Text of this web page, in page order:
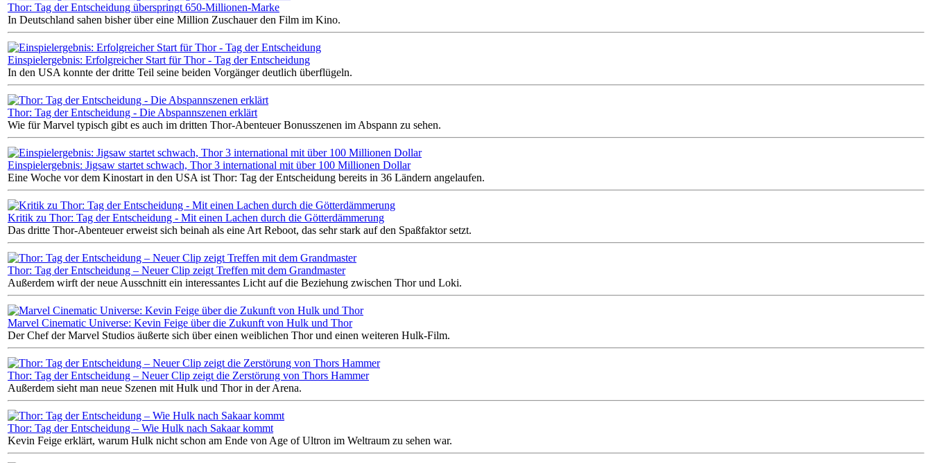
Thor: Tag der Entscheidung überspringt 650-Millionen-Marke
In Deutschland sahen bisher über eine Million Zuschauer den Film im Kino.
Einspielergebnis: Erfolgreicher Start für Thor - Tag der Entscheidung
In den USA konnte der dritte Teil seine beiden Vorgänger deutlich überflügeln.
Thor: Tag der Entscheidung - Die Abspannszenen erklärt
Wie für Marvel typisch gibt es auch im dritten Thor-Abenteuer Bonusszenen im Abspann zu sehen.
Einspielergebnis: Jigsaw startet schwach, Thor 3 international mit über 100 Millionen Dollar
Eine Woche vor dem Kinostart in den USA ist Thor: Tag der Entscheidung bereits in 36 Ländern angelaufen.
Kritik zu Thor: Tag der Entscheidung - Mit einen Lachen durch die Götterdämmerung
Das dritte Thor-Abenteuer erweist sich beinah als eine Art Reboot, das sehr stark auf den Spaßfaktor setzt.
Thor: Tag der Entscheidung – Neuer Clip zeigt Treffen mit dem Grandmaster
Außerdem wirft der neue Ausschnitt ein interessantes Licht auf die Beziehung zwischen Thor und Loki.
Marvel Cinematic Universe: Kevin Feige über die Zukunft von Hulk und Thor
Der Chef der Marvel Studios äußerte sich über einen weiblichen Thor und einen weiteren Hulk-Film.
Thor: Tag der Entscheidung – Neuer Clip zeigt die Zerstörung von Thors Hammer
Außerdem sieht man neue Szenen mit Hulk und Thor in der Arena.
Thor: Tag der Entscheidung – Wie Hulk nach Sakaar kommt
Kevin Feige erklärt, warum Hulk nicht schon am Ende von Age of Ultron im Weltraum zu sehen war.